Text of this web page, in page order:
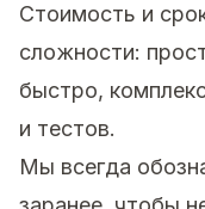
Стоимость и
сложности:
быстро,
и тестов.
Мы всегда